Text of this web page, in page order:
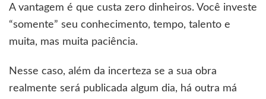
A vantagem é que custa zero dinheiros. Você investe
“somente” seu conhecimento, tempo, talento e
muita, mas muita paciência.
Nesse caso, além da incerteza se a sua obra
realmente será publicada algum dia, há outra má